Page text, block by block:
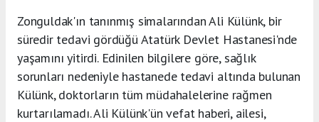
Zonguldak'ın tanınmış simalarından Ali Külünk, bir
süredir tedavi gördüğü Atatürk Devlet Hastanesi'nde
yaşamını yitirdi. Edinilen bilgilere göre, sağlık
sorunları nedeniyle hastanede tedavi altında bulunan
Külünk, doktorların tüm müdahalelerine rağmen
kurtarılamadı. Ali Külünk'ün vefat haberi, ailesi,